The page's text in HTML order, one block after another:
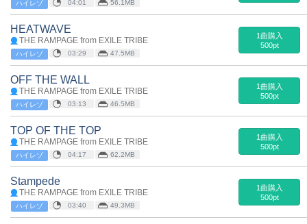
ハイレゾ 04:01 56.1MB
HEATWAVE
THE RAMPAGE from EXILE TRIBE
ハイレゾ 03:29 47.5MB
1曲購入
500pt
OFF THE WALL
THE RAMPAGE from EXILE TRIBE
ハイレゾ 03:13 46.5MB
1曲購入
500pt
TOP OF THE TOP
THE RAMPAGE from EXILE TRIBE
ハイレゾ 04:17 62.2MB
1曲購入
500pt
Stampede
THE RAMPAGE from EXILE TRIBE
ハイレゾ 03:40 49.3MB
1曲購入
500pt